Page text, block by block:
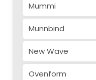
Mummi
Munnbind
New Wave
Ovenform